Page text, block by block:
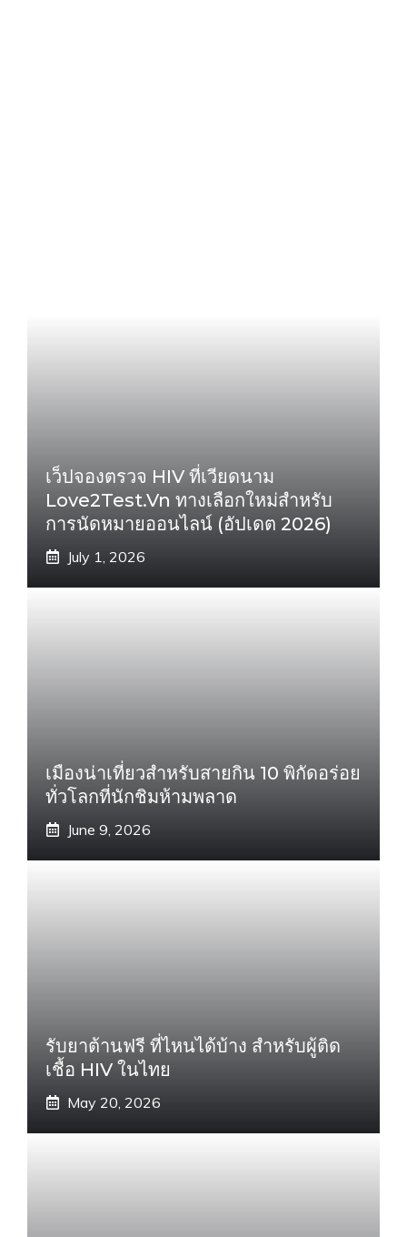
เว็ปจองตรวจ HIV ที่เวียดนาม
Love2Test.vn ทางเลือกใหม่สำหรับ
การนัดหมายออนไลน์ (อัปเดต 2026)
July 1, 2026
เมืองน่าเที่ยวสำหรับสายกิน 10 พิกัดอร่อย
ทั่วโลกที่นักชิมห้ามพลาด
June 9, 2026
รับยาต้านฟรี ที่ไหนได้บ้าง สำหรับผู้ติด
เชื้อ HIV ในไทย
May 20, 2026